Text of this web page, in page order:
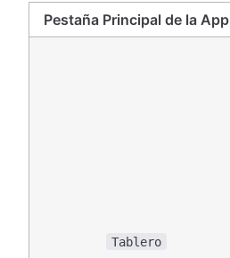
Pestaña Principal de la App
Tablero